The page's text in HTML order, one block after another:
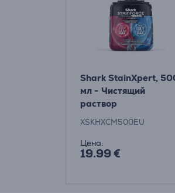
Shark StainXpert,
мл - Чистящий
раствор
XSKHXCM500EU
Цена:
19.99 €